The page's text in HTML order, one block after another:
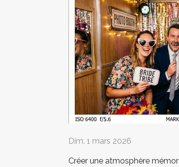
Dim. 1 mars 2026
Créer une atmosphère